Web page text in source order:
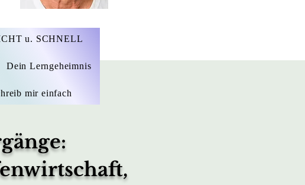
Dr. Marius Ebert
u. SCHNELL
Dein Lerngeheimnis
mir einfach